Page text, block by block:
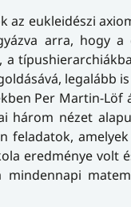
az eukleidészi
arra, hogy
a
legalább
Per Martin-
három nézet
feladatok,
eredménye volt